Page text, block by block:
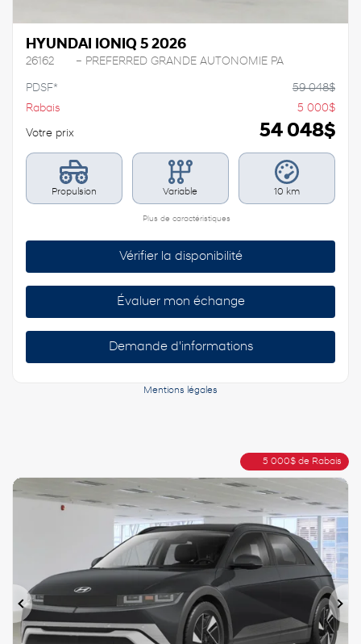
HYUNDAI IONIQ 5 2026
26162 – PREFERRED GRANDE AUTONOMIE PA
PDSF* 59 048$
Rabais
5 000$
Votre prix 54 048$
Propulsion Variable 10 km
Plus de caractéristiques
Vérifier la disponibilité
Évaluer mon échange
Demande d'informations
Mentions légales
5 000$ de Rabais
Précédent